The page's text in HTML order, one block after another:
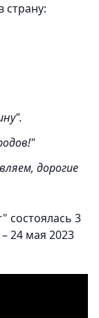
дорогие
состоялась 3
24 мая 2023